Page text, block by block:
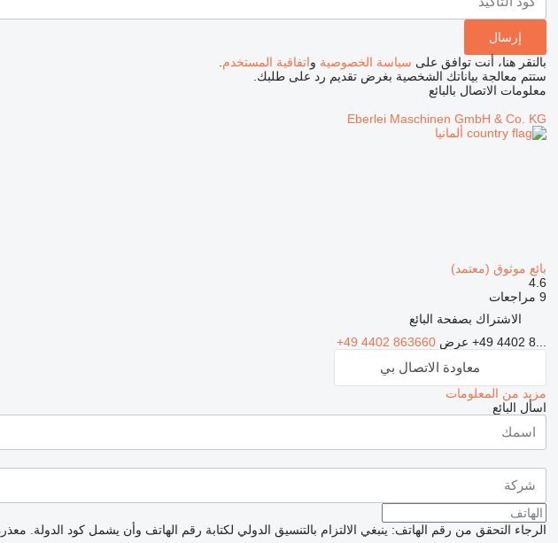
بالنقر هنا، أنت توافق على سياسة الخصوصية واتفاقية المستخدم
ستتم معالجة بياناتك الشخصية بغرض تقديم رد على طلبك.
معلومات الاتصال بالبائع
Eberlei Maschinen GmbH & Co. KG
ألمانيا
بائع موثوق (معتمد)
4.6
9 مراجعات
الاشتراك بصفحة البائع
+49 4402 8... عرض +49 4402 863660
معاودة الاتصال بي
مزيد من المعلومات
اسأل البائع
الرجاء التحقق من رقم الهاتف: ينبغي الالتزام بالتنسيق الدولي لكتابة رقم الهاتف وأن يشمل كود الدولة.